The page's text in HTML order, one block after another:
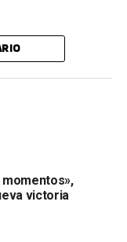
victoria